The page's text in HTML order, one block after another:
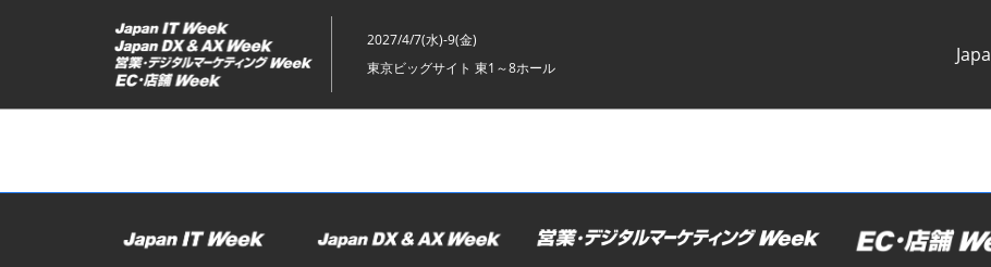
ッ
2027/4/7(水)-9(金)
東京ビッグサイト 東1～8ホール